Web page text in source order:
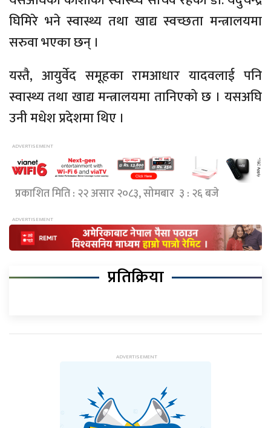
घिमिरे भने स्वास्थ्य तथा खाद्य स्वच्छता मन्त्रालयमा
सरुवा भएका छन् ।
यस्तै, आयुर्वेद समूहका रामआधार यादवलाई पनि
स्वास्थ्य तथा खाद्य मन्त्रालयमा तानिएको छ । यसअघि
उनी मधेश प्रदेशमा थिए ।
प्रकाशित मिति : २२ असार २०८३, सोमबार ३ : २६ बजे
प्रतिक्रिया